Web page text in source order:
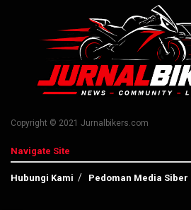
Copyright © 2021 Jurnalbikers.com
Navigate Site
Hubungi Kami Pedoman Media Siber